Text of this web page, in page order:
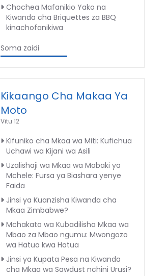
Chochea Mafanikio Yako na
Kiwanda cha Briquettes za BBQ
kinachofanikiwa
Soma zaidi
Kikaango Cha Makaa Ya
Moto
Vitu 12
Kifuniko cha Mkaa wa Miti: Kufichua
Uchawi wa Kijani wa Asili
Uzalishaji wa Mkaa wa Mabaki ya
Mchele: Fursa ya Biashara yenye
Faida
Jinsi ya Kuanzisha Kiwanda cha
Mkaa Zimbabwe?
Mchakato wa Kubadilisha Mkaa wa
Mbao za Mbao ngumu: Mwongozo
wa Hatua kwa Hatua
Jinsi ya Kupata Pesa na Kiwanda
cha Mkaa wa Sawdust nchini Urusi?